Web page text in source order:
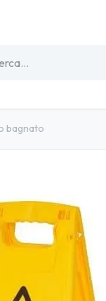
bagnato